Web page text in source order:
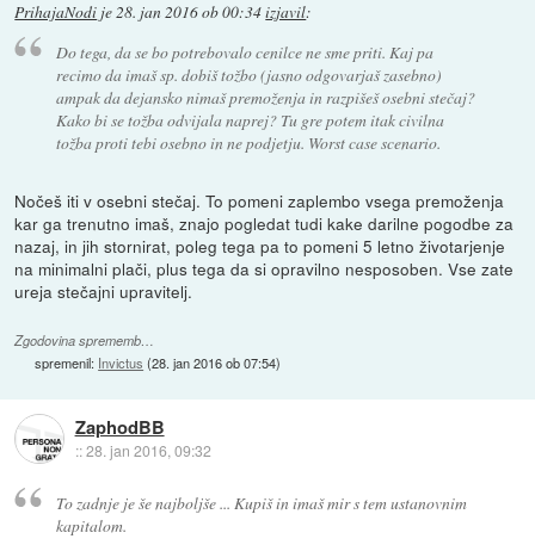
PrihajaNodi je28. jan 2016 ob 00:34izjavil:
Do tega, da se bo potrebovalo cenilce ne sme priti. Kaj pa
recimo da imaš sp. dobiš tožbo (jasno odgovarjaš zasebno)
ampak da dejansko nimaš premoženja in razpišeš osebni stečaj?
Kako bi se tožba odvijala naprej? Tu gre potem itak civilna
tožba proti tebi osebno in ne podjetju. Worst case scenario.
Nočeš iti v osebni stečaj. To pomeni zaplembo vsega premoženja
kar ga trenutno imaš, znajo pogledat tudi kake darilne pogodbe za
nazaj, in jih stornirat, poleg tega pa to pomeni 5 letno životarjenje
na minimalni plači, plus tega da si opravilno nesposoben. Vse zate
ureja stečajni upravitelj.
Zgodovina sprememb…
spremenil: Invictus (28. jan 2016 ob 07:54)
ZaphodBB
::28. jan 2016, 09:32
To zadnje je še najboljše ... Kupiš in imaš mir s tem ustanovnim
kapitalom.